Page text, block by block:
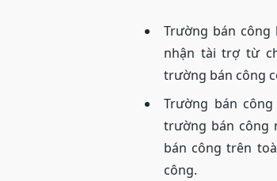
Trường bán
nhận tài trợ từ
trường bán công
Trường bán
trường bán công
bán công trên
công.